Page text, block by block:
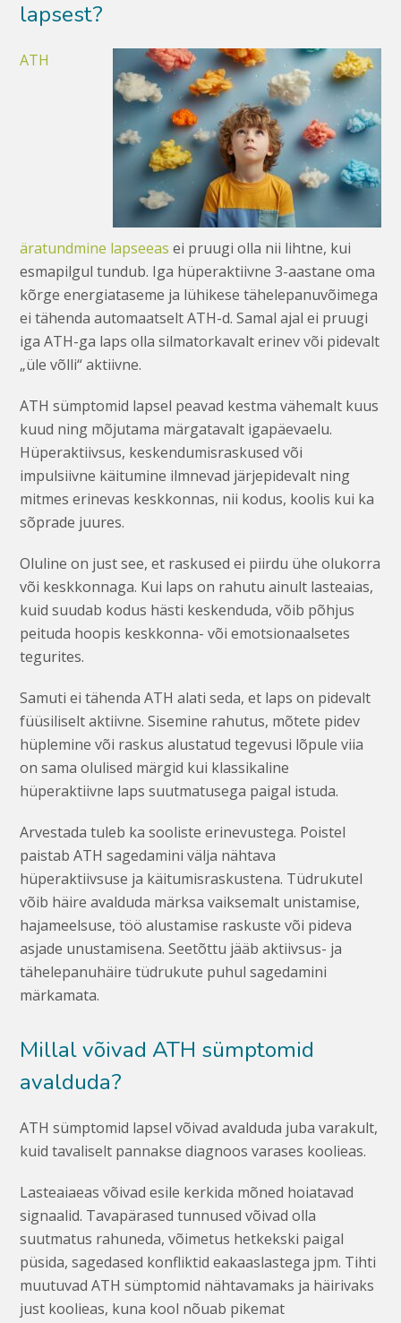
lapsest?
ATH
äratundmine lapseeas ei pruugi olla nii lihtne, kui
esmapilgul tundub. Iga hüperaktiivne 3-aastane oma
kõrge energiataseme ja lühikese tähelepanuvõimega
ei tähenda automaatselt ATH-d. Samal ajal ei pruugi
iga ATH-ga laps olla silmatorkavalt erinev või pidevalt
„üle võlli“ aktiivne.
ATH sümptomid lapsel peavad kestma vähemalt kuus
kuud ning mõjutama märgatavalt igapäevaelu.
Hüperaktiivsus, keskendumisraskused või
impulsiivne käitumine ilmnevad järjepidevalt ning
mitmes erinevas keskkonnas, nii kodus, koolis kui ka
sõprade juures.
Oluline on just see, et raskused ei piirdu ühe olukorra
või keskkonnaga. Kui laps on rahutu ainult lasteaias,
kuid suudab kodus hästi keskenduda, võib põhjus
peituda hoopis keskkonna- või emotsionaalsetes
tegurites.
Samuti ei tähenda ATH alati seda, et laps on pidevalt
füüsiliselt aktiivne. Sisemine rahutus, mõtete pidev
hüplemine või raskus alustatud tegevusi lõpule viia
on sama olulised märgid kui klassikaline
hüperaktiivne laps suutmatusega paigal istuda.
Arvestada tuleb ka sooliste erinevustega. Poistel
paistab ATH sagedamini välja nähtava
hüperaktiivsuse ja käitumisraskustena. Tüdrukutel
võib häire avalduda märksa vaiksemalt unistamise,
hajameelsuse, töö alustamise raskuste või pideva
asjade unustamisena. Seetõttu jääb aktiivsus- ja
tähelepanuhäire tüdrukute puhul sagedamini
märkamata.
Millal võivad ATH sümptomid
avalduda?
ATH sümptomid lapsel võivad avalduda juba varakult,
kuid tavaliselt pannakse diagnoos varases koolieas.
Lasteaiaeas võivad esile kerkida mõned hoiatavad
signaalid. Tavapärased tunnused võivad olla
suutmatus rahuneda, võimetus hetkekski paigal
püsida, sagedased konfliktid eakaaslastega jpm. Tihti
muutuvad ATH sümptomid nähtavamaks ja häirivaks
just koolieas, kuna kool nõuab pikemat